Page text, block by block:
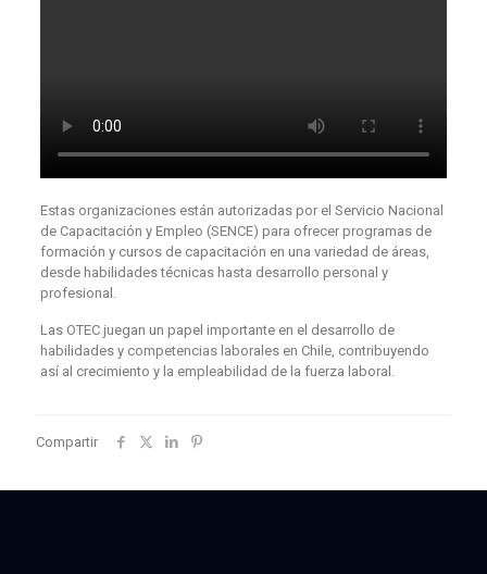
Estas organizaciones están autorizadas por el Servicio Nacional
de Capacitación y Empleo (SENCE) para ofrecer programas de
formación y cursos de capacitación en una variedad de áreas,
desde habilidades técnicas hasta desarrollo personal y
profesional.
Las OTEC juegan un papel importante en el desarrollo de
habilidades y competencias laborales en Chile, contribuyendo
así al crecimiento y la empleabilidad de la fuerza laboral.
Compartir